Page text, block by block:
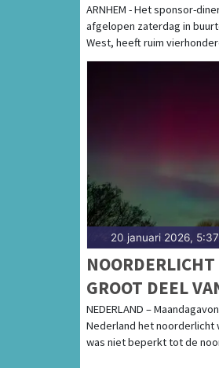
ARNHEM - Het sponsor-
afgelopen zaterdag in
West, heeft ruim
20 januari 2026,
GROOT DEEL
NEDERLAND –
Nederland het noorderlicht
was niet beperkt tot de